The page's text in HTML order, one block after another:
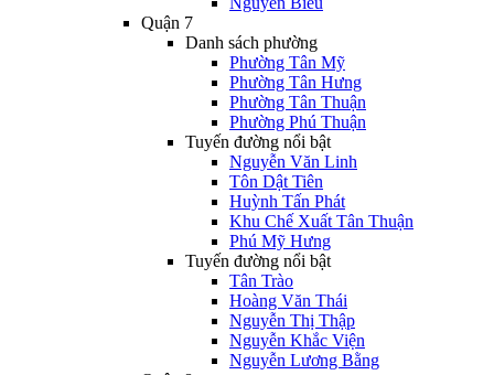
Quận 7
Danh sách phường
Phường Tân Mỹ
Phường Tân Hưng
Phường Tân Thuận
Phường Phú Thuận
Tuyến đường nổi bật
Nguyễn Văn Linh
Tôn Dật Tiên
Huỳnh Tấn Phát
Khu Chế Xuất Tân Thuận
Phú Mỹ Hưng
Tuyến đường nổi bật
Tân Trào
Hoàng Văn Thái
Nguyễn Thị Thập
Nguyễn Khắc Viện
Nguyễn Lương Bằng